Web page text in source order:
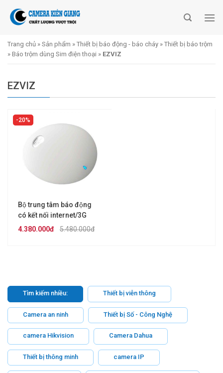
Trang chủ » Sản phẩm » Thiết bị báo động - báo cháy » Thiết bị báo trộm
» Báo trộm dùng Sim điện thoại » EZVIZ
EZVIZ
20%
Bộ trung tâm báo động
có kết nối internet/3G
EZVIZ A1S
5.480.000đ
4.380.000đ
Tìm kiếm nhiều: Thiết bị viễn thông
Camera an ninh Thiết bị Số - Công Nghệ
camera Hikvision Camera Dahua
Thiết bị thông minh camera IP